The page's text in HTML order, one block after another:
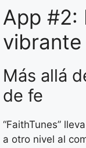
App #2:
vibrante
Más allá
de fe
“FaithTunes”
a otro nivel al